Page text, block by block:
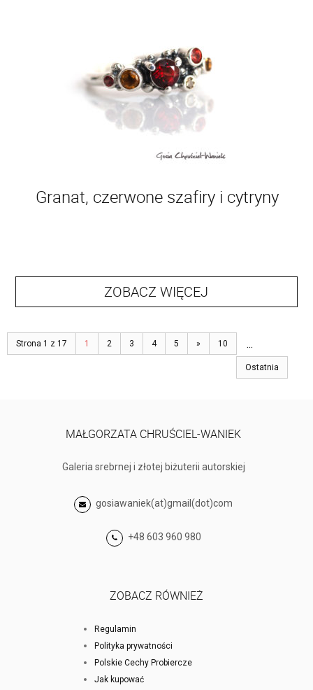
Granat, czerwone szafiry i cytryny
ZOBACZ WIĘCEJ
Strona 1 z 17 1 2 3 4 5 » 10 ...
Ostatnia
MAŁGORZATA CHRUŚCIEL-WANIEK
Galeria srebrnej i złotej biżuterii autorskiej
gosiawaniek(at)gmail(dot)com
+48 603 960 980
ZOBACZ RÓWNIEŻ
Regulamin
Polityka prywatności
Polskie Cechy Probiercze
Jak kupować